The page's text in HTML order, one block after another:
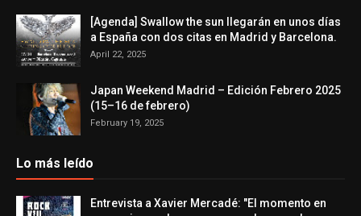
[Agenda] Swallow the sun llegarán en unos días
a España con dos citas en Madrid y Barcelona.
April 22, 2025
Japan Weekend Madrid – Edición Febrero 2025
(15–16 de febrero)
February 19, 2025
Lo más leído
Entrevista a Xavier Mercadé: "El momento en